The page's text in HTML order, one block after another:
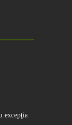
excepţia